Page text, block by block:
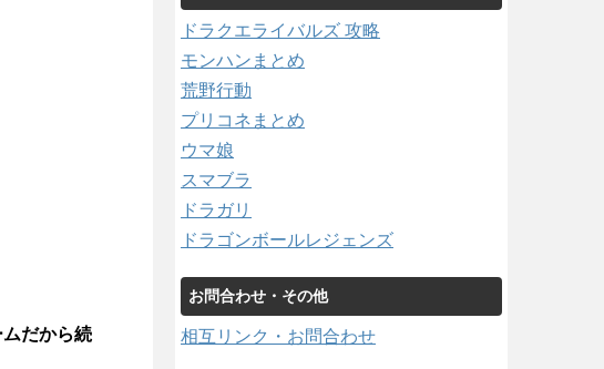
だから続
ドラクエライバルズ 攻略
モンハンまとめ
荒野行動
プリコネまとめ
ウマ娘
スマブラ
ドラガリ
ドラゴンボールレジェンズ
お問合わせ・その他
相互リンク・お問合わせ